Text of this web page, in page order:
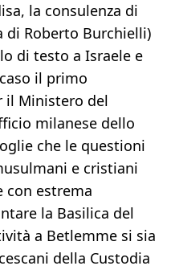
la consulenza di
di Roberto Burchielli)
di testo a Israele e
il primo
il Ministero del
milanese dello
che le questioni
e cristiani
estrema
la Basilica del
a Betlemme si sia
della Custodia